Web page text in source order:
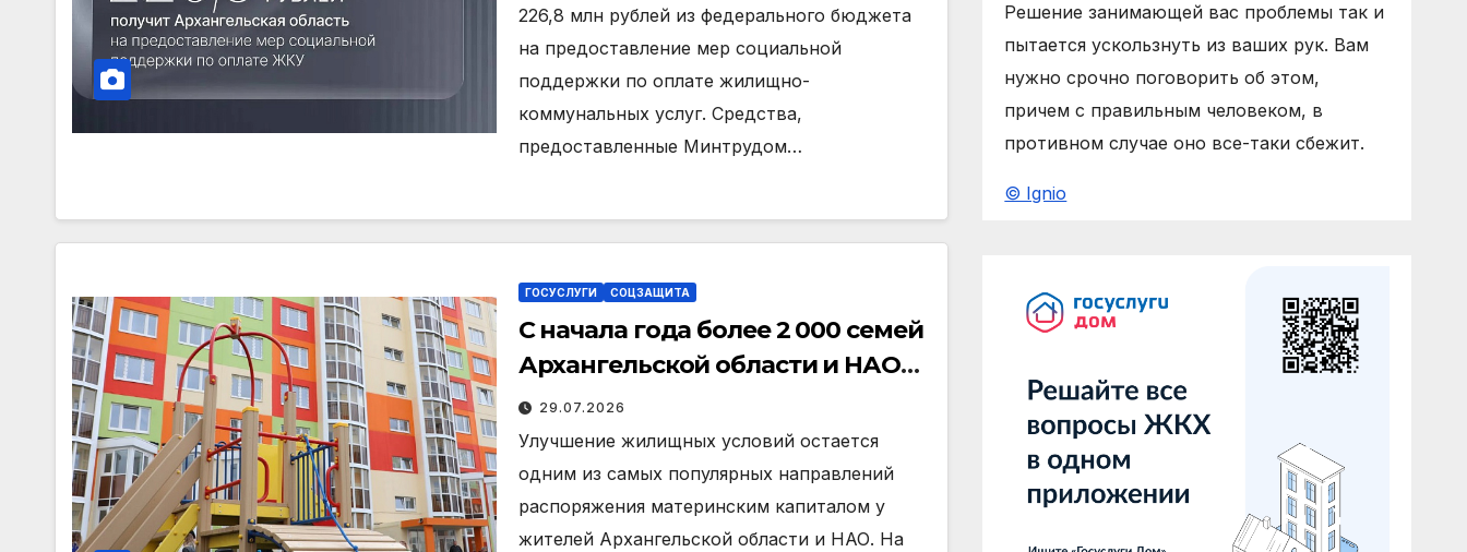
226,8 млн рублей из федерального бюджета
на предоставление мер социальной
поддержки по оплате жилищно-
коммунальных услуг. Средства,
предоставленные Минтрудом…
ГОСУСЛУГИ СОЦЗАЩИТА
С начала года более 2 000 семей
Архангельской области и НАО
улучшили жилищные условия с
помощью материнского
капитала
29.07.2026
Улучшение жилищных условий остается
одним из самых популярных направлений
распоряжения материнским капиталом у
жителей Архангельской области и НАО. На
Решение занимающей вас проблемы так и
пытается ускользнуть из ваших рук. Вам
нужно срочно поговорить об этом,
причем с правильным человеком, в
противном случае оно все-таки сбежит.
© Ignio